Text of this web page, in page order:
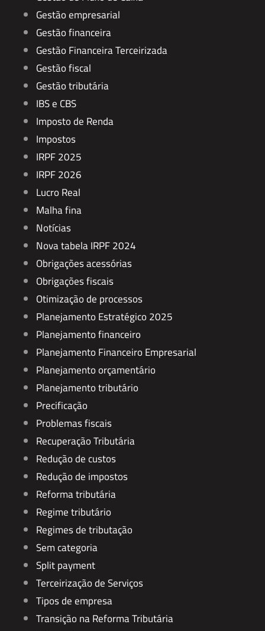
Gestão empresarial
Gestão financeira
Gestão Financeira Terceirizada
Gestão fiscal
Gestão tributária
IBS e CBS
Imposto de Renda
Impostos
IRPF 2025
IRPF 2026
Lucro Real
Malha fina
Notícias
Nova tabela IRPF 2024
Obrigações acessórias
Obrigações fiscais
Otimização de processos
Planejamento Estratégico 2025
Planejamento financeiro
Planejamento Financeiro Empresarial
Planejamento orçamentário
Planejamento tributário
Precificação
Problemas fiscais
Recuperação Tributária
Redução de custos
Redução de impostos
Reforma tributária
Regime tributário
Regimes de tributação
Sem categoria
Split payment
Terceirização de Serviços
Tipos de empresa
Transição na Reforma Tributária